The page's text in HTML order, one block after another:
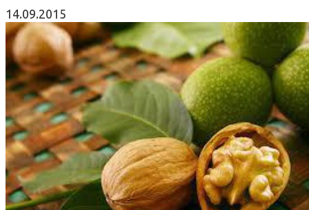
14.09.2015